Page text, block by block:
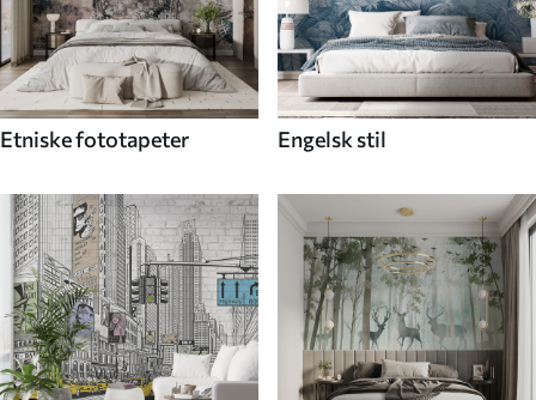
Etniske fototapeter Engelsk stil